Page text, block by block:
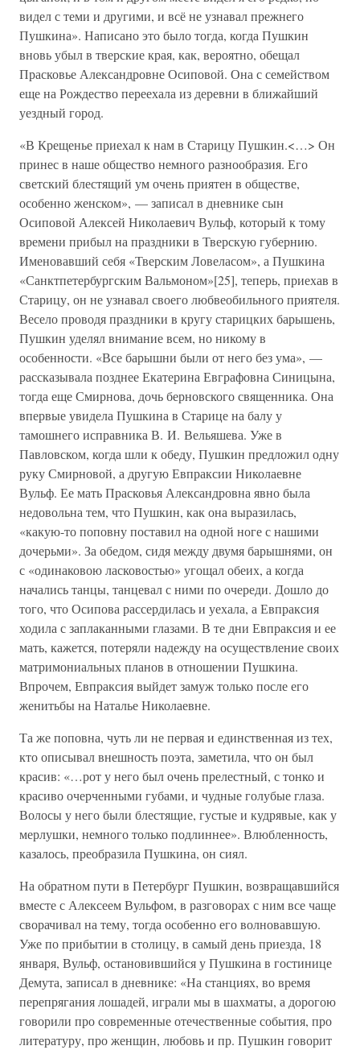
видел с теми и другими, и всё не узнавал прежнего
Пушкина». Написано это было тогда, когда Пушкин
вновь убыл в тверские края, как, вероятно, обещал
Прасковье Александровне Осиповой. Она с семейством
еще на Рождество переехала из деревни в ближайший
уездный город.
«В Крещенье приехал к нам в Старицу Пушкин.<…> Он
принес в наше общество немного разнообразия. Его
светский блестящий ум очень приятен в обществе,
особенно женском», — записал в дневнике сын
Осиповой Алексей Николаевич Вульф, который к тому
времени прибыл на праздники в Тверскую губернию.
Именовавший себя «Тверским Ловеласом», а Пушкина
«Санктпетербургским Вальмоном»[25], теперь, приехав в
Старицу, он не узнавал своего любвеобильного приятеля.
Весело проводя праздники в кругу старицких барышень,
Пушкин уделял внимание всем, но никому в
особенности. «Все барышни были от него без ума», —
рассказывала позднее Екатерина Евграфовна Синицына,
тогда еще Смирнова, дочь берновского священника. Она
впервые увидела Пушкина в Старице на балу у
тамошнего исправника В. И. Вельяшева. Уже в
Павловском, когда шли к обеду, Пушкин предложил одну
руку Смирновой, а другую Евпраксии Николаевне
Вульф. Ее мать Прасковья Александровна явно была
недовольна тем, что Пушкин, как она выразилась,
«какую-то поповну поставил на одной ноге с нашими
дочерьми». За обедом, сидя между двумя барышнями, он
с «одинаковою ласковостью» угощал обеих, а когда
начались танцы, танцевал с ними по очереди. Дошло до
того, что Осипова рассердилась и уехала, а Евпраксия
ходила с заплаканными глазами. В те дни Евпраксия и ее
мать, кажется, потеряли надежду на осуществление своих
матримониальных планов в отношении Пушкина.
Впрочем, Евпраксия выйдет замуж только после его
женитьбы на Наталье Николаевне.
Та же поповна, чуть ли не первая и единственная из тех,
кто описывал внешность поэта, заметила, что он был
красив: «…рот у него был очень прелестный, с тонко и
красиво очерченными губами, и чудные голубые глаза.
Волосы у него были блестящие, густые и кудрявые, как у
мерлушки, немного только подлиннее». Влюбленность,
казалось, преобразила Пушкина, он сиял.
На обратном пути в Петербург Пушкин, возвращавшийся
вместе с Алексеем Вульфом, в разговорах с ним все чаще
сворачивал на тему, тогда особенно его волновавшую.
Уже по прибытии в столицу, в самый день приезда, 18
января, Вульф, остановившийся у Пушкина в гостинице
Демута, записал в дневнике: «На станциях, во время
перепрягания лошадей, играли мы в шахматы, а дорогою
говорили про современные отечественные события, про
литературу, про женщин, любовь и пр. Пушкин говорит